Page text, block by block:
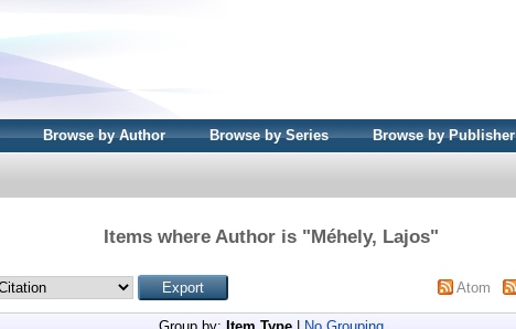
Browse by Author Browse by Series Browse by Publisher
Items where Author is "Méhely, Lajos"
Atom